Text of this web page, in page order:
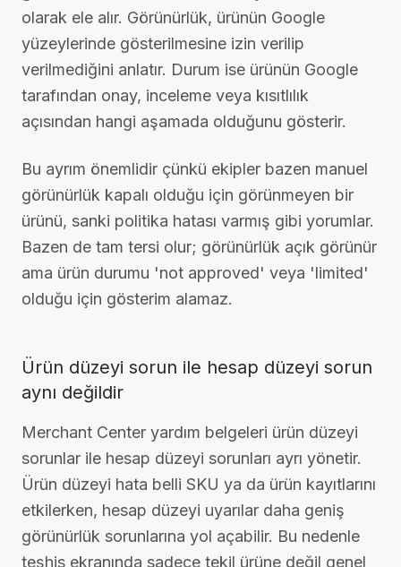
olarak ele alır. Görünürlük, ürünün Google
yüzeylerinde gösterilmesine izin verilip
verilmediğini anlatır. Durum ise ürünün Google
tarafından onay, inceleme veya kısıtlılık
açısından hangi aşamada olduğunu gösterir.
Bu ayrım önemlidir çünkü ekipler bazen manuel
görünürlük kapalı olduğu için görünmeyen bir
ürünü, sanki politika hatası varmış gibi yorumlar.
Bazen de tam tersi olur; görünürlük açık görünür
ama ürün durumu 'not approved' veya 'limited'
olduğu için gösterim alamaz.
Ürün düzeyi sorun ile hesap düzeyi sorun
aynı değildir
Merchant Center yardım belgeleri ürün düzeyi
sorunlar ile hesap düzeyi sorunları ayrı yönetir.
Ürün düzeyi hata belli SKU ya da ürün kayıtlarını
etkilerken, hesap düzeyi uyarılar daha geniş
görünürlük sorunlarına yol açabilir. Bu nedenle
teşhis ekranında sadece tekil ürüne değil genel